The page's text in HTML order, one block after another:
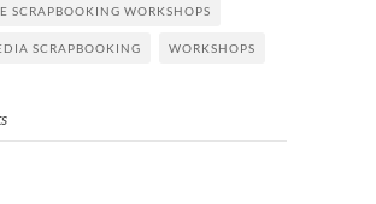
SCRAPBOOKING WORKSHOPS
SCRAPBOOKING WORKSHOPS